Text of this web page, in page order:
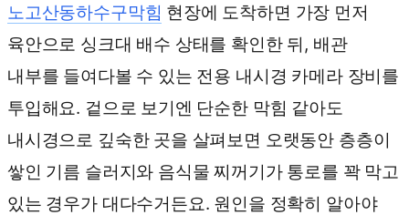
노고산동하수구막힘 현장에 도착하면 가장 먼저
육안으로 싱크대 배수 상태를 확인한 뒤, 배관
내부를 들여다볼 수 있는 전용 내시경 카메라 장비를
투입해요. 겉으로 보기엔 단순한 막힘 같아도
내시경으로 깊숙한 곳을 살펴보면 오랫동안 층층이
쌓인 기름 슬러지와 음식물 찌꺼기가 통로를 꽉 막고
있는 경우가 대다수거든요. 원인을 정확히 알아야